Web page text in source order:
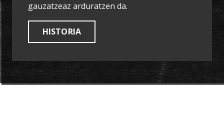
gauzatzeaz arduratzen da.
HISTORIA